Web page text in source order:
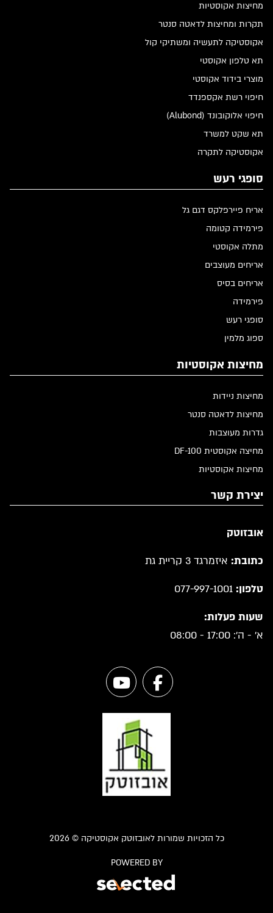
מחיצות אקוסטיות
תקרות ומחיצות לדאטה סנטר
אקוסטיקה לתעשיה ומשתיקי קול
תא טלפון אקוסטי
מוצרי בידוד אקוסטי
חיפוי רשת אקספנדד
חיפוי אלוקובונד (Alubond)
תא שקט למשרד
אקוסטיקה לתקרה
סופגי רעש
אריח פיירפלקס דגם גל
פירמידה קטומה
מתלה אקוסטי
אריחים מעוצבים
אריחים בסיס
פירמידה
סופגי רעש
ספוג מלמין
מחיצות אקוסטיות
מחיצות ניידות
מחיצות לדאטה סנטר
גדרות מעוצבות
מחיצה אקוסטית DF-100
מחיצות אקוסטיות
יצירת קשר
אובזוטק
כתובת: איזמרגד 3 קריית גת
טלפון: 077-997-1001
שעות פעלות:
א' - ה': 17:00 - 08:00
כל הזכויות שמורות לאובזוטק אקוסטיקה © 2026
POWERED BY